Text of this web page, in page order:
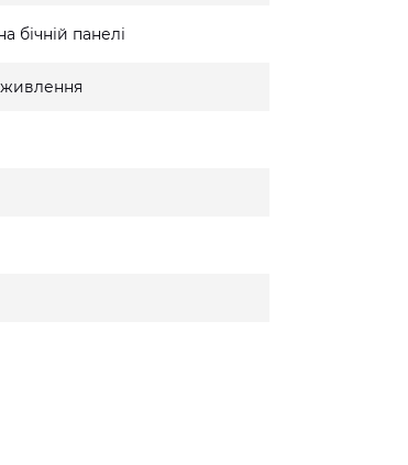
бічній панелі
живлення